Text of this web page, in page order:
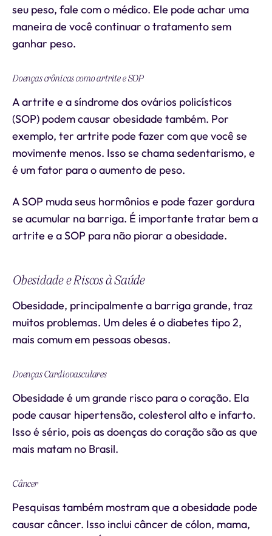
seu peso, fale com o médico. Ele pode achar uma
maneira de você continuar o tratamento sem
ganhar peso.
Doenças crônicas como artrite e SOP
A artrite e a síndrome dos ovários policísticos
(SOP) podem causar obesidade também. Por
exemplo, ter artrite pode fazer com que você se
movimente menos. Isso se chama sedentarismo, e
é um fator para o aumento de peso.
A SOP muda seus hormônios e pode fazer gordura
se acumular na barriga. É importante tratar bem a
artrite e a SOP para não piorar a obesidade.
Obesidade e Riscos à Saúde
Obesidade, principalmente a barriga grande, traz
muitos problemas. Um deles é o diabetes tipo 2,
mais comum em pessoas obesas.
Doenças Cardiovasculares
Obesidade é um grande risco para o coração. Ela
pode causar hipertensão, colesterol alto e infarto.
Isso é sério, pois as doenças do coração são as que
mais matam no Brasil.
Câncer
Pesquisas também mostram que a obesidade pode
causar câncer. Isso inclui câncer de cólon, mama,